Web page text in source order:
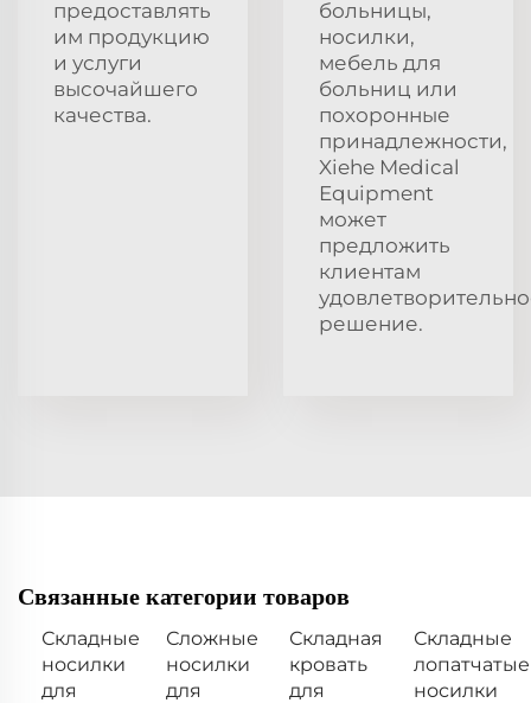
предоставлять
им продукцию
и услуги
высочайшего
качества.
больницы,
носилки,
мебель для
больниц или
похоронные
принадлежности,
Xiehe Medical
Equipment
может
предложить
клиентам
решение.
Связанные категории товаров
Складные
носилки
для
Сложные
носилки
для
Складная
кровать
для
Складные
лопатчатые
носилки